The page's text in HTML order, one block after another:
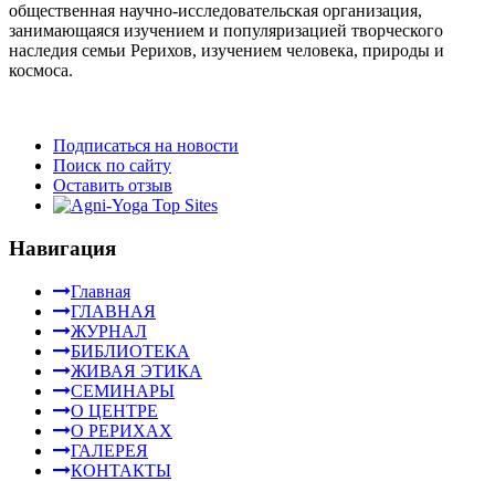
общественная научно-исследовательская организация,
занимающаяся изучением и популяризацией творческого
наследия семьи Рерихов, изучением человека, природы и
космоса.
Подписаться на новости
Поиск по сайту
Оставить отзыв
Навигация
Главная
ГЛАВНАЯ
ЖУРНАЛ
БИБЛИОТЕКА
ЖИВАЯ ЭТИКА
СЕМИНАРЫ
О ЦЕНТРЕ
О РЕРИХАХ
ГАЛЕРЕЯ
КОНТАКТЫ